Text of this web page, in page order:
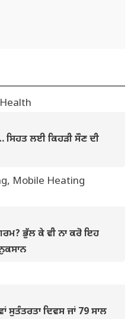
ਸਿਹਤ ਲਈ ਕਿਹੜੀ ਸੌਣ ਦੀ
ਭੁੱਲ ਕੇ ਵੀ ਨਾ ਕਰੋ ਇਹ
ਸੁਤੰਤਰਤਾ ਦਿਵਸ ਜਾਂ 79 ਸਾਲ